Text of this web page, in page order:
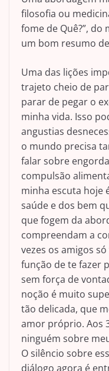
filosofia ou
fome de Quê?”, do
um bom resumo
Uma das lições
trajeto cheio de
parar de pegar o
minha vida. Isso
angustias
o mundo precisa
falar sobre
compulsão
minha escuta hoje
saúde e dos bem
que fogem da
compreendam a
vezes os amigos
função de te fazer
sem força de
noção é muito
tão delicada, que
amor próprio. Aos
ninguém sobre
O silêncio sobre
diálogo agora é